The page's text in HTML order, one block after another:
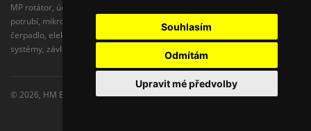
Souhlasím
Odmítám
Upravit mé předvolby
MP rotátor, úderove postřikovače, automatické zavlažovaní, kapkovací
potrubí, mikrozávlaha, zahradní hadice, zahradní sloupky, Hunter,
čerpadlo, elektromagnetické ventily, zavlažovaní trávníku, zavlažovací
systémy, závlaha svépomocí, rozvodné potrubí, čidlo srážek
© 2026, HM Building s.r.o.